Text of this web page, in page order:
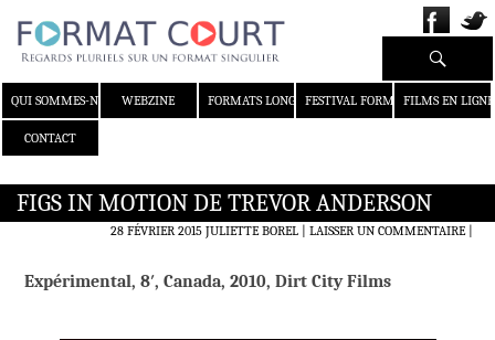
QUI SOMMES-NOUS ?WEBZINE FORMATS LONGS FESTIVAL FORMAT COURT
FILMS EN LIGNE
CONTACT
Recherche
FIGS IN MOTION DE TREVOR ANDERSON
28 FÉVRIER 2015 JULIETTE BOREL LAISSER UN COMMENTAIRE|
Expérimental, 8′, Canada, 2010, Dirt City Films